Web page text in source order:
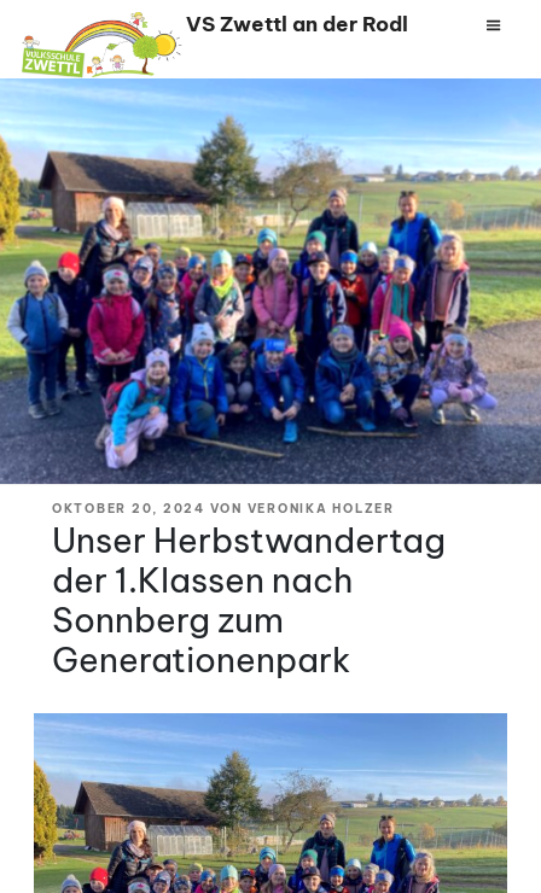
Inhalt
springen
VS Zwettl an der Rodl
VERÖFFENTLICHT
OKTOBER 20, 2024 VON VERONIKA HOLZER
Unser Herbstwandertag
der 1.Klassen nach
Sonnberg zum
Generationenpark